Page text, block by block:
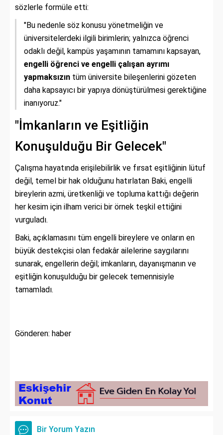
sözlerle formüle etti:
"Bu nedenle söz konusu yönetmeliğin ve
üniversitelerdeki ilgili birimlerin; yalnızca öğrenci
odaklı değil, kampüs yaşamının tamamını kapsayan,
engelli öğrenci ve engelli çalışan ayrımı
yapmaksızın tüm üniversite bileşenlerini gözeten
daha kapsayıcı bir yapıya dönüştürülmesi gerektiğine
inanıyoruz."
"İmkanların ve Eşitliğin
Konuşulduğu Bir Gelecek"
Çalışma hayatında erişilebilirlik ve fırsat eşitliğinin lütuf
değil, temel bir hak olduğunu hatırlatan Baki, engelli
bireylerin azmi, üretkenliği ve topluma kattığı değerin
her kesim için ilham verici bir örnek teşkil ettiğini
vurguladı.
Baki, açıklamasını tüm engelli bireylere ve onların en
büyük destekçisi olan fedakâr ailelerine saygılarını
sunarak, engellerin değil; imkanların, dayanışmanın ve
eşitliğin konuşulduğu bir gelecek temennisiyle
tamamladı.
Gönderen: haber
Bir Yorum Yazın